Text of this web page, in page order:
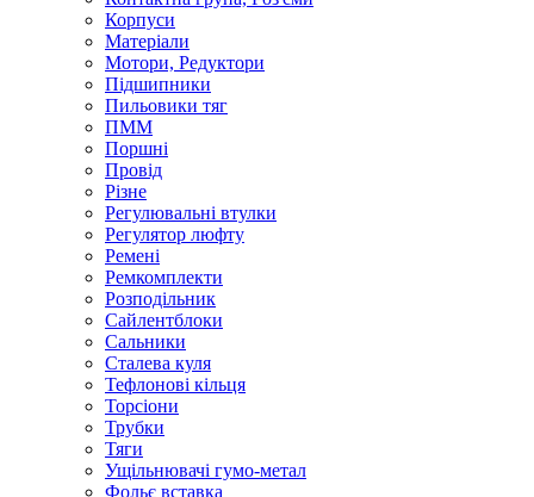
Корпуси
Матеріали
Мотори, Редуктори
Підшипники
Пильовики тяг
ПММ
Поршні
Провід
Різне
Регулювальні втулки
Регулятор люфту
Ремені
Ремкомплекти
Розподільник
Сайлентблоки
Сальники
Сталева куля
Тефлонові кільця
Торсіони
Трубки
Тяги
Ущільнювачі гумо-метал
Фольє вставка